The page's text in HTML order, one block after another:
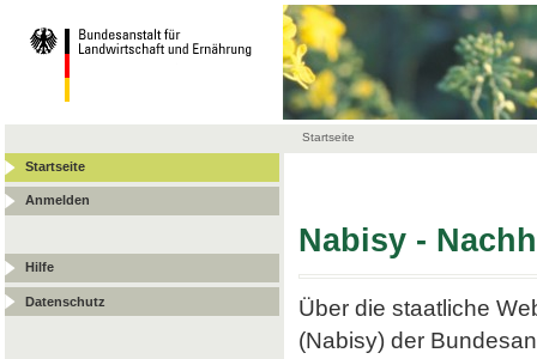
Startseite
Startseite
Anmelden
Hilfe
Datenschutz
Nabisy -
Über die staatliche
(Nabisy) der